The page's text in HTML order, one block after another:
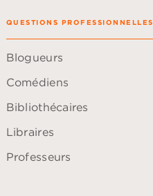
QUESTIONS PROFESSIONNELLES
Blogueurs
Comédiens
Bibliothécaires
Libraires
Professeurs